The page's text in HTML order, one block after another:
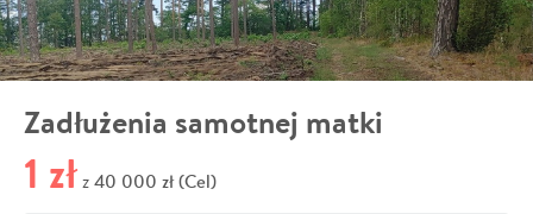
Zadłużenia samotnej matki
1 zł z 40 000 zł (Cel)